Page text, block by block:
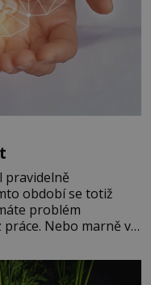
pravidelně
období se totiž
problém
Nebo marně v
se paměť